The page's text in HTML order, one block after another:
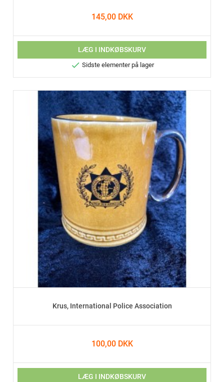
145,00 DKK
LÆG I INDKØBSKURV
 Sidste elementer på lager
Krus, International Police Association
100,00 DKK
LÆG I INDKØBSKURV